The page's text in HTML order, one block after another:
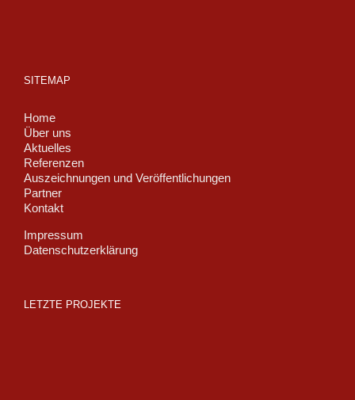
SITEMAP
Home
Über uns
Aktuelles
Referenzen
Auszeichnungen und Veröffentlichungen
Partner
Kontakt
Impressum
Datenschutzerklärung
LETZTE PROJEKTE